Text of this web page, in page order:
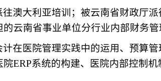
澳大利亚培训；被云南省财政厅
云南省事业单位分行业内部财务管
在医院管理实践中的运用、预算
ERP系统的构建、医院内部控制